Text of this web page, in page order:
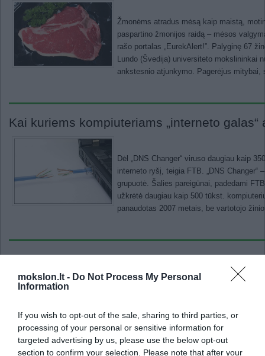
mokslon.lt - Do Not Process My Personal
Information
If you wish to opt-out of the sale, sharing to third parties, or
processing of your personal or sensitive information for
targeted advertising by us, please use the below opt-out
section to confirm your selection. Please note that after your
Žmonėms atradus mėsą kaip maistą,
paspartino žmonijos raidą – mėsos
rašo portalas „EurekAlert!”. Palyginę 67
Lundo (Švedija) universiteto mokslininkai
ankstesnio atjunkymo. Pagerėjus
Kai kuriems kompiuteriams „interneto
Dėl „DNS Changer“ viruso daugiau kaip
interneto ryšį, teigia FTB. „DNS
grupuotė. Šalies pareigūnai, padedami
užkrėtė daugiau kaip 500 tūkst.
panaudotas 2007 metais, be vartotojo
Grožis svarbus net Facebook'e
esate moteris, rašoma „Web based
asmenys, kurie atrodo sveiki, laimingi ir
olandų mokslininkas Piet Kommers.